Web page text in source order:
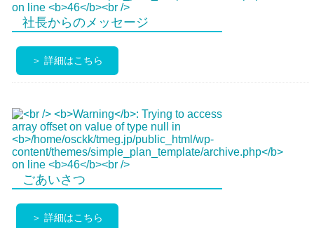
社長からのメッセージ
＞ 詳細はこちら
ごあいさつ
＞ 詳細はこちら